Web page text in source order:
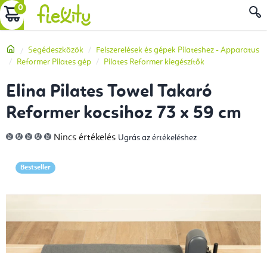
Ugrás
a
tartalomhoz
KOSÁR
Kezdőlap
Segédeszközök
Felszerelések és gépek Pilateshez - Apparatus
Reformer Pilates gép
Pilates Reformer kiegészítők
Elina Pilates Towel Takaró
Reformer kocsihoz 73 x 59 cm
A
termék
5-
ből
Nincs értékelés Ugrás az értékeléshez
Bestseller